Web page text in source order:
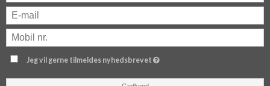
Jeg vil gerne tilmeldes nyhedsbrevet